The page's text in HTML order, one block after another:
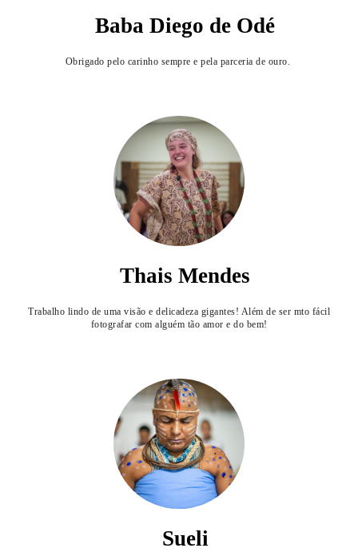
Baba Diego de Odé
Obrigado pelo carinho sempre e pela parceria de ouro.
Thais Mendes
Trabalho lindo de uma visão e delicadeza gigantes! Além de ser mto fácil
fotografar com alguém tão amor e do bem!
Sueli